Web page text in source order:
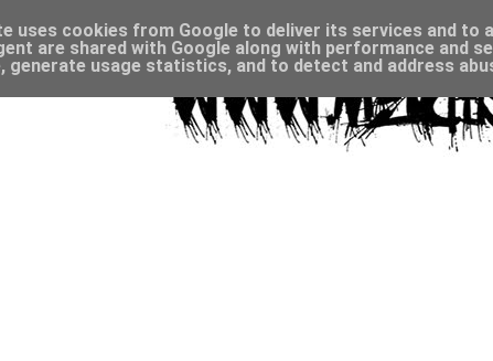
uses cookies from Google to deliver its services and to
are shared with Google along with performance and
generate usage statistics, and to detect and address